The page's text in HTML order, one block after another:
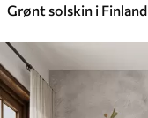
Grønt solskin i Finland